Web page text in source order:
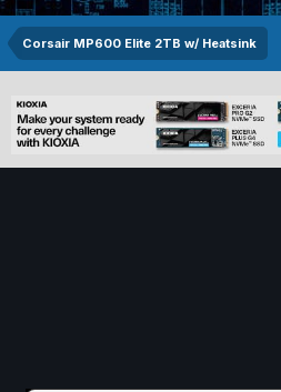
Corsair MP600 Elite 2TB w/ Heatsink